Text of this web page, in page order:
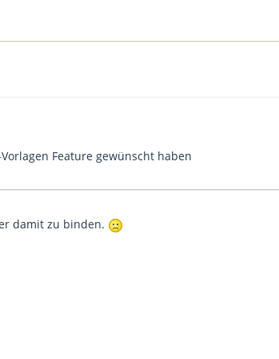
Feature gewünscht haben
damit zu binden.